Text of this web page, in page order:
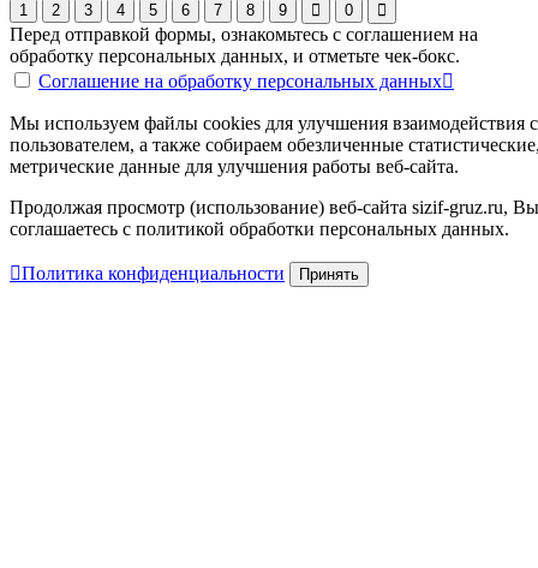
1 2 3 4 5 6 7 8 9 0
Перед отправкой формы, ознакомьтесь с соглашением на
обработку персональных данных, и отметьте чек-бокс.
Соглашение на обработку персональных данных
Мы используем файлы cookies для улучшения взаимодействия с
пользователем, а также собираем обезличенные
метрические данные для улучшения работы веб-сайта.
Продолжая просмотр (использование) веб-сайта sizif-gruz.ru, Вы
соглашаетесь с политикой обработки персональных данных.
Политика конфиденциальности Принять